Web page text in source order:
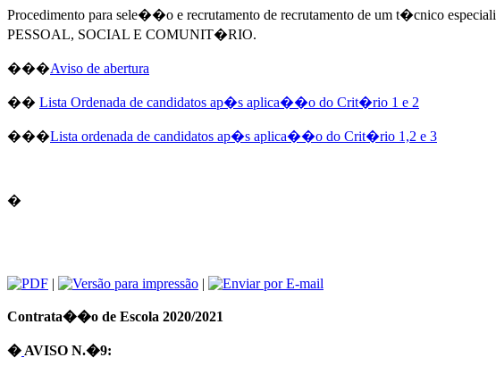
Procedimento para sele��o e recrutamento de recrutamento de um t�cnico
PESSOAL, SOCIAL E COMUNIT�RIO.
���Aviso de abertura
�� Lista Ordenada de candidatos ap�s aplica��o do Crit�rio 1 e 2
���Lista ordenada de candidatos ap�s aplica��o do Crit�rio 1,2 e 3
�
| |
Contrata��o de Escola 2020/2021
� AVISO N.�9: